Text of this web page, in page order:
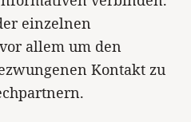
einzelnen
allem um den
Kontakt zu